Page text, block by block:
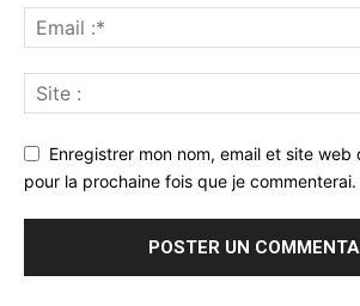
Enregistrer mon nom, email et site
pour la prochaine fois que je commenterai.